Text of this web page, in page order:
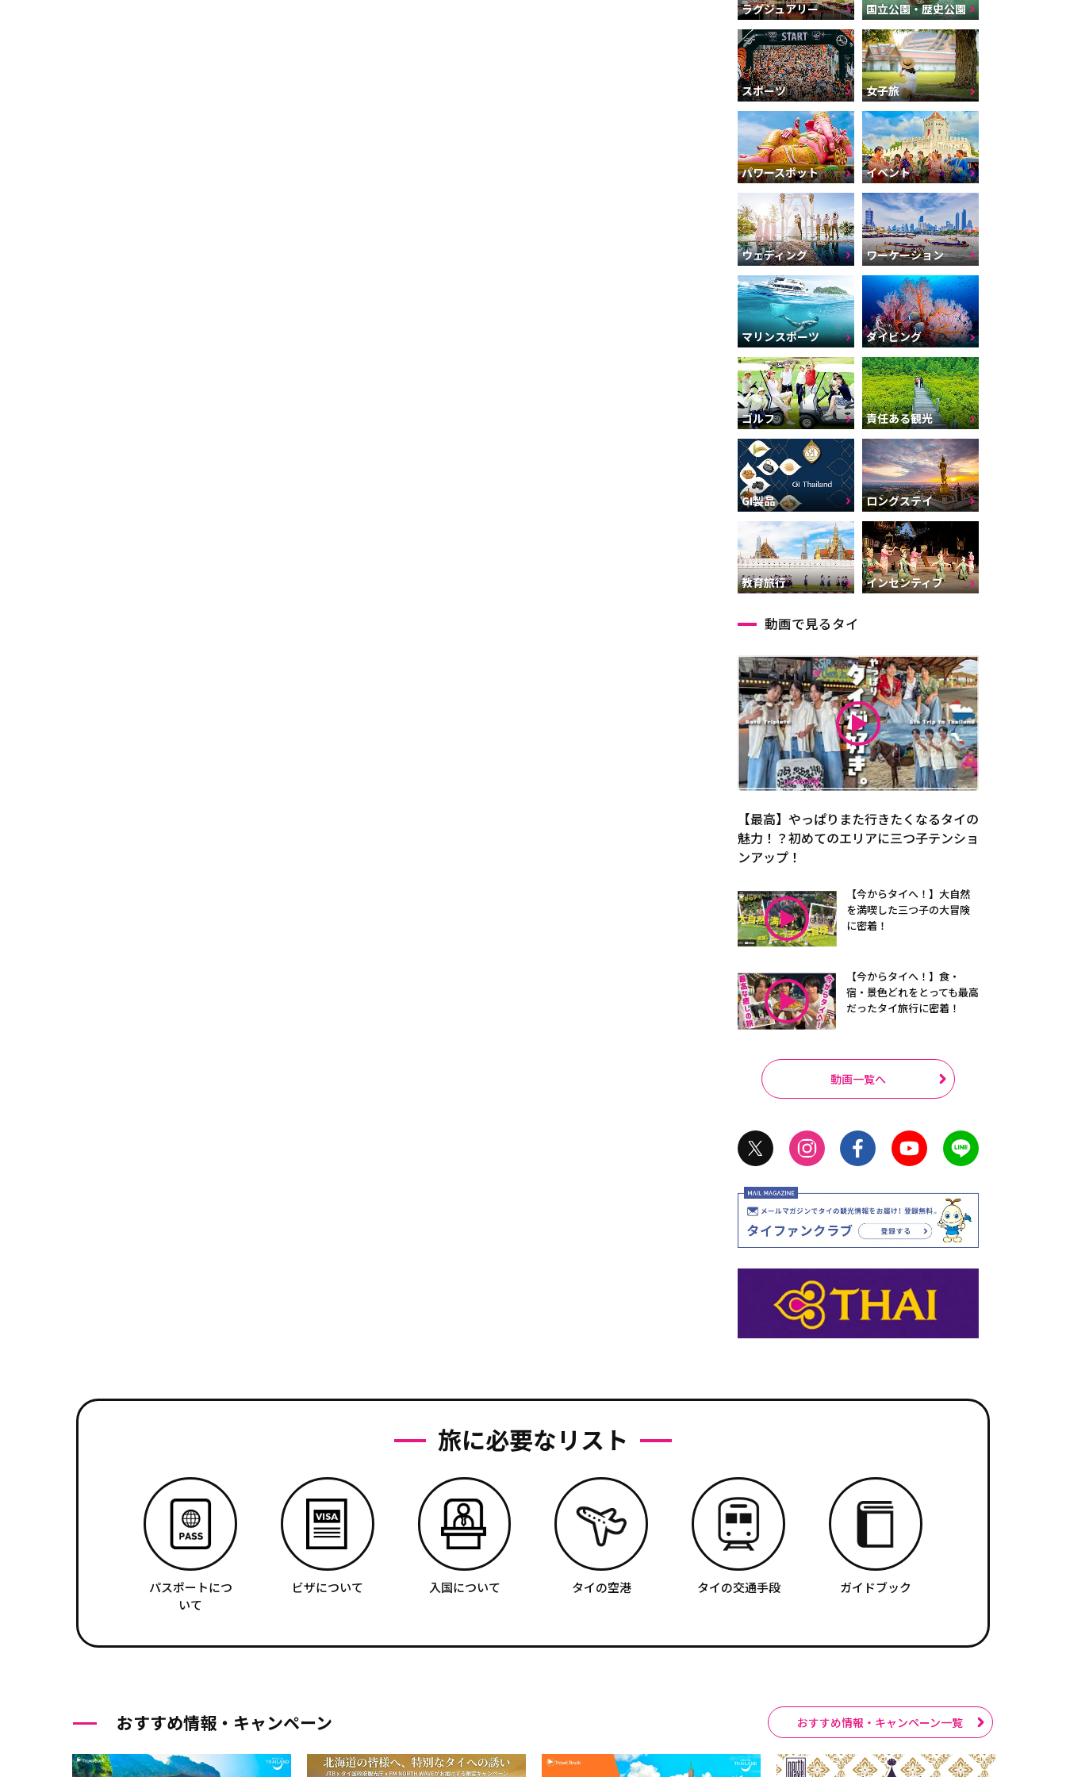
ラグジュアリー 国立公園・歴史公園
スポーツ 女子旅
パワースポット イベント
ウェディング ワーケーション
マリンスポーツ ダイビング
ゴルフ 責任ある観光
GI製品 ロングステイ
教育旅行 インセンティブ
動画で見るタイ
【最高】やっぱりまた行きたくなるタイの
魅力！？初めてのエリアに三つ子テンショ
ンアップ！
【今からタイへ！】大自然
を満喫した三つ子の大冒険
に密着！
【今からタイへ！】食・
宿・景色どれをとっても最高
だったタイ旅行に密着！
動画一覧へ
旅に必要なリスト
パスポートにつ
いて
ビザについて 入国について タイの空港 タイの交通手段 ガイドブック
おすすめ情報・キャンペーン おすすめ情報・キャンペーン一覧